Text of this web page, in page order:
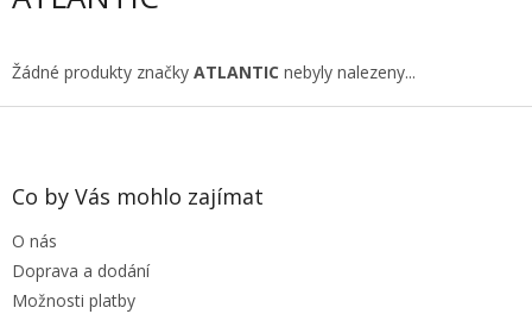
Žádné produkty značky ATLANTIC nebyly nalezeny...
Z
Co by Vás mohlo zajímat
O nás
Doprava a dodání
Možnosti platby